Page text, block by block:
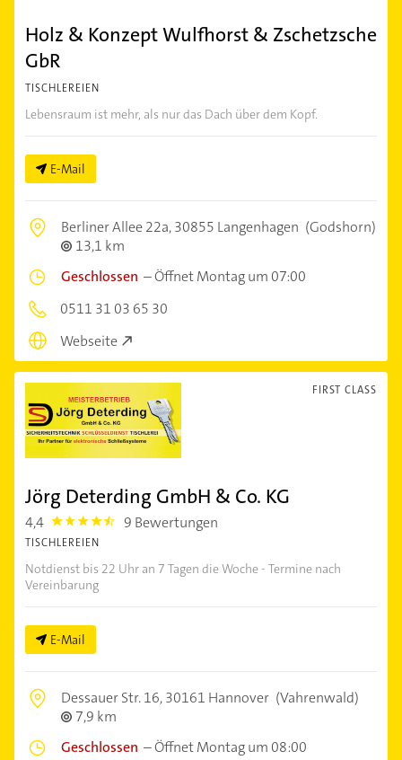
Holz & Konzept Wulfhorst & Zschetzsche
GbR
TISCHLEREIEN
Lebensraum ist mehr, als nur das Dach über dem Kopf.
E-Mail
Berliner Allee 22a,30855 Langenhagen (Godshorn)
13,1 km
Geschlossen –Öffnet Montag um 07:00
0511 31 03 65 30
Webseite
FIRST CLASS
Jörg Deterding GmbH & Co. KG
4,4 4.4 9 Bewertungen
TISCHLEREIEN
Notdienst bis 22 Uhr an 7 Tagen die Woche - Termine nach
Vereinbarung
E-Mail
Dessauer Str. 16,30161 Hannover (Vahrenwald)
7,9 km
Geschlossen –Öffnet Montag um 08:00